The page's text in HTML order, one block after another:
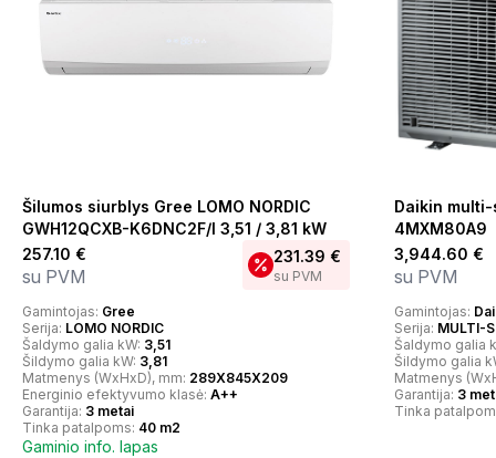
Šilumos siurblys Gree LOMO NORDIC
GWH12QCXB-K6DNC2F/I 3,51 / 3,81 kW
257.10 €
su PVM
231.39 €
su PVM
Gamintojas: Gree
Serija: LOMO NORDIC
Šaldymo galia kW: 3,51
Šildymo galia kW: 3,81
Matmenys (WxHxD), mm: 289X845X209
Energinio efektyvumo klasė: A++
Garantija: 3 metai
Tinka patalpoms: 40 m2
Gaminio info. lapas
Daikin
4MXM80A9
3,944.60 €
su PVM
Gamintojas:
Serija: MULTI-
Šaldymo galia
Šildymo galia
Matmenys
Garantija: 3
Tinka